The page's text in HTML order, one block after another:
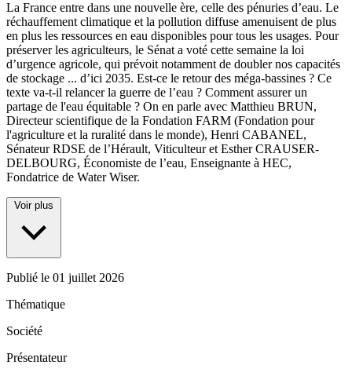
La France entre dans une nouvelle ère, celle des pénuries d’eau. Le
réchauffement climatique et la pollution diffuse amenuisent de plus
en plus les ressources en eau disponibles pour tous les usages. Pour
préserver les agriculteurs, le Sénat a voté cette semaine la loi
d’urgence agricole, qui prévoit notamment de doubler nos capacités
de stockage ... d’ici 2035. Est-ce le retour des méga-bassines ? Ce
texte va-t-il relancer la guerre de l’eau ? Comment assurer un
partage de l'eau équitable ? On en parle avec Matthieu BRUN,
Directeur scientifique de la Fondation FARM (Fondation pour
l'agriculture et la ruralité dans le monde), Henri CABANEL,
Sénateur RDSE de l’Hérault, Viticulteur et Esther CRAUSER-
DELBOURG, Économiste de l’eau, Enseignante à HEC,
Fondatrice de Water Wiser.
Voir plus
Publié le 01 juillet 2026
Thématique
Société
Présentateur